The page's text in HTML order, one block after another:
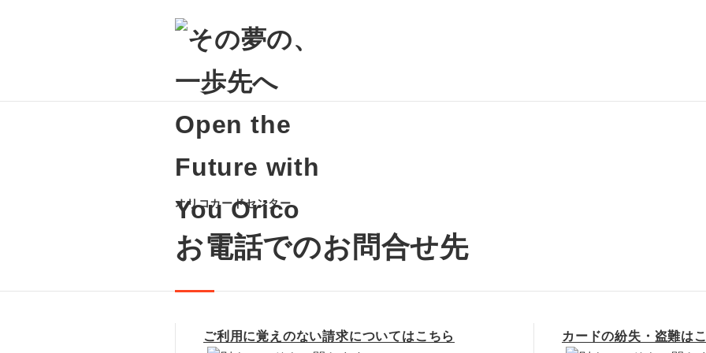
オリコカードセンター
お電話でのお問合せ先
ご利用に覚えのない請求についてはこちら カードの紛失・盗難は